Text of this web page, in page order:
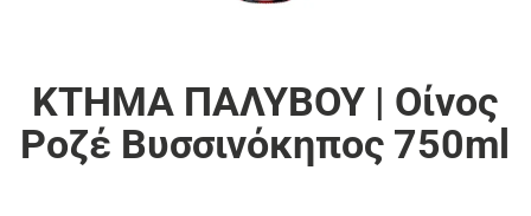
ΚΤΗΜΑ ΠΑΛΥΒΟΥ | Οίνος
Ροζέ Βυσσινόκηπος 750ml